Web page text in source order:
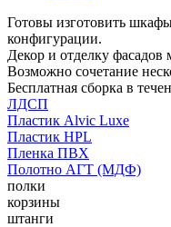
Готовы изготовить
конфигурации.
Декор и отделку
Возможно сочетание
Бесплатная сборка в
ЛДСП
Пластик Alvic Luxe
Пластик HPL
Пленка ПВХ
Полотно АГТ (МДФ)
полки
корзины
штанги